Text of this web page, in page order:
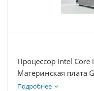
Процессор Intel Core
Материнская плата
Видеокарта GTX
Подробнее